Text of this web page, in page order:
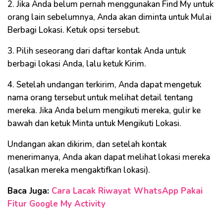
2. Jika Anda belum pernah menggunakan Find My untuk
orang lain sebelumnya, Anda akan diminta untuk Mulai
Berbagi Lokasi. Ketuk opsi tersebut.
3. Pilih seseorang dari daftar kontak Anda untuk
berbagi lokasi Anda, lalu ketuk Kirim.
4. Setelah undangan terkirim, Anda dapat mengetuk
nama orang tersebut untuk melihat detail tentang
mereka. Jika Anda belum mengikuti mereka, gulir ke
bawah dan ketuk Minta untuk Mengikuti Lokasi.
Undangan akan dikirim, dan setelah kontak
menerimanya, Anda akan dapat melihat lokasi mereka
(asalkan mereka mengaktifkan lokasi).
Baca Juga: Cara Lacak Riwayat WhatsApp Pakai
Fitur Google My Activity